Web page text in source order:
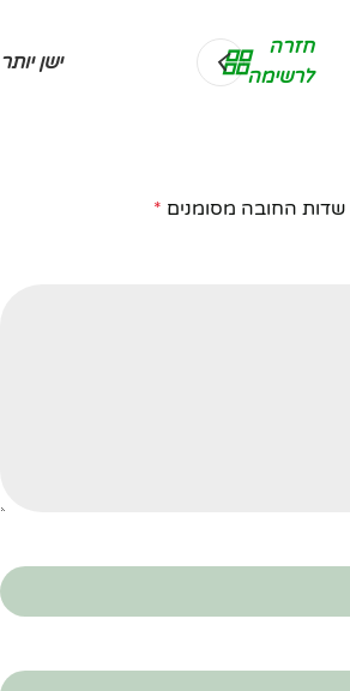
חזרה
לרשימה
ישן יותר
שדות החובה מסומנים *